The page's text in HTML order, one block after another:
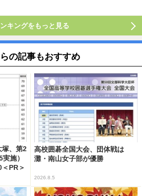
キングをもっと見る
の記事もおすすめ
塚、第2
施）
PR＞
高校囲碁全国大会、団体戦は
灘・南山女子部が優勝
2026.8.5